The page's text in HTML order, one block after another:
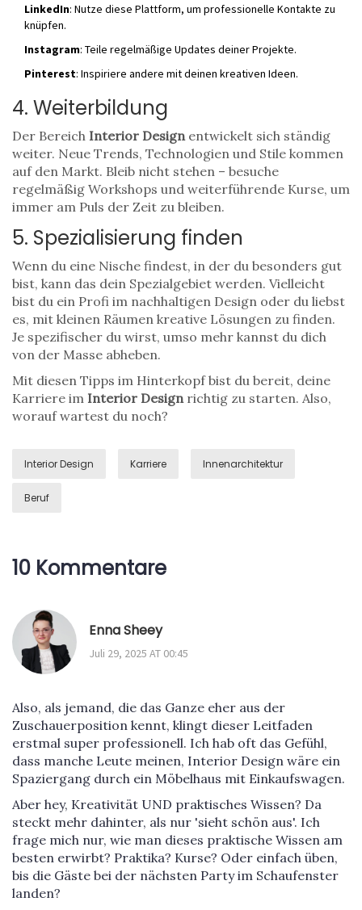
LinkedIn: Nutze diese Plattform, um professionelle Kontakte zu
knüpfen.
Instagram: Teile regelmäßige Updates deiner Projekte.
Pinterest: Inspiriere andere mit deinen kreativen Ideen.
4. Weiterbildung
Der Bereich Interior Designentwickelt sich ständig
weiter. Neue Trends, Technologien und Stile kommen
auf den Markt. Bleib nicht stehen – besuche
regelmäßig Workshops und weiterführende Kurse, um
immer am Puls der Zeit zu bleiben.
5. Spezialisierung finden
Wenn du eine Nische findest, in der du besonders gut
bist, kann das dein Spezialgebiet werden. Vielleicht
bist du ein Profi im nachhaltigen Design oder du liebst
es, mit kleinen Räumen kreative Lösungen zu finden.
Je spezifischer du wirst, umso mehr kannst du dich
von der Masse abheben.
Mit diesen Tipps im Hinterkopf bist du bereit, deine
Karriere im Interior Designrichtig zu starten. Also,
worauf wartest du noch?
Interior Design Karriere Innenarchitektur
Beruf
10 Kommentare
Enna Sheey
Juli 29, 2025 AT 00:45
Also, als jemand, die das Ganze eher aus der
Zuschauerposition kennt, klingt dieser Leitfaden
erstmal super professionell. Ich hab oft das Gefühl,
dass manche Leute meinen, Interior Design wäre ein
Spaziergang durch ein Möbelhaus mit Einkaufswagen.
Aber hey, Kreativität UND praktisches Wissen? Da
steckt mehr dahinter, als nur 'sieht schön aus'. Ich
frage mich nur, wie man dieses praktische Wissen am
besten erwirbt? Praktika? Kurse? Oder einfach üben,
bis die Gäste bei der nächsten Party im Schaufenster
landen?